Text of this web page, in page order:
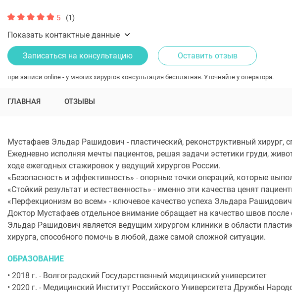
5 (1)
Показать контактные данные
Записаться на консультацию Оставить отзыв
при записи online - у многих хирургов консультация бесплатная. Уточняйте у оператора.
ГЛАВНАЯ ОТЗЫВЫ
Мустафаев Эльдар Рашидович - пластический, реконструктивный хирург,
Ежедневно исполняя мечты пациентов, решая задачи эстетики груди,
ходе ежегодных стажировок у ведущий хирургов России.
«Безопасность и эффективность» - опорные точки операций, которые
«Стойкий результат и естественность» - именно эти качества ценят
«Перфекционизм во всем» - ключевое качество успеха Эльдара
Доктор Мустафаев отдельное внимание обращает на качество швов
Эльдар Рашидович является ведущим хирургом клиники в области
хирурга, способного помочь в любой, даже самой сложной ситуации.
ОБРАЗОВАНИЕ
• 2018 г. - Волгоградский Государственный медицинский университет
• 2020 г. - Медицинский Институт Российского Университета Дружбы